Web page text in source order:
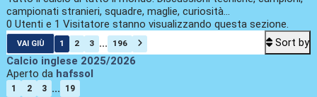
campionati stranieri, squadre, maglie, curiosità...
0 Utenti e 1 Visitatore stanno visualizzando questa sezione.
VAI GIÙ 1 2 3 ... 196
Sort by
Calcio inglese 2025/2026
Aperto da hafssol
1 2 3 ... 19